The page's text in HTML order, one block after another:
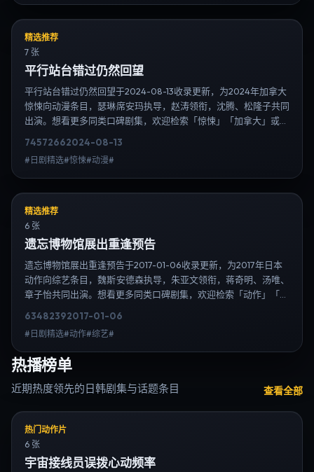
精选推荐
7 张
平行站台错过仍然回望
平行站台错过仍然回望于2024-08-13收录更新，为2024年加拿大
惊悚向动漫条目，瑟琳·席安玛执导，赵涛领衔，沈腾、松隆子共同
出演。想看更多同类口碑剧集，欢迎检索「惊悚」「加拿大」或对
检索日韩电视剧、韩剧全集、日剧高清等长尾词。
74572662024-08-13
#日剧精选#惊悚#动漫#
精选推荐
6 张
遗忘博物馆展出重逢预告
遗忘博物馆展出重逢预告于2017-01-06收录更新，为2017年日本
动作向综艺条目，魏斯·安德森执导，朱亚文领衔，蒋奇明、汤唯、
章子怡共同出演。想看更多同类口碑剧集，欢迎检索「动作」「日
息，延伸检索日韩电视剧、韩剧全集、日剧高清等长尾词。
63482392017-01-06
#日剧精选#动作#综艺#
热播榜单
近期热度领先的日韩剧集与话题条目 查看全部
热门动作片
6 张
宇宙接线员误拨心动频率